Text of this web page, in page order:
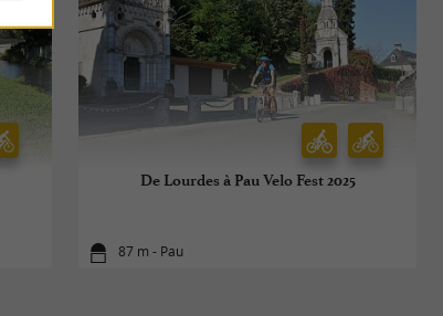
De Lourdes à Pau Velo Fest 2025
87 m - Pau